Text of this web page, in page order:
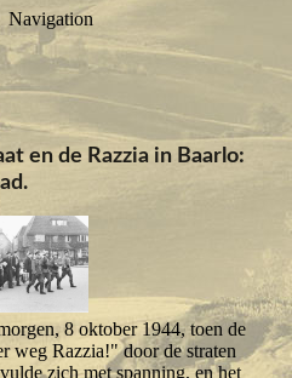
Navigation
en de Razzia in Baarlo:
8 oktober 1944, toen de
weg Razzia!" door de straten
zich met spanning, en het